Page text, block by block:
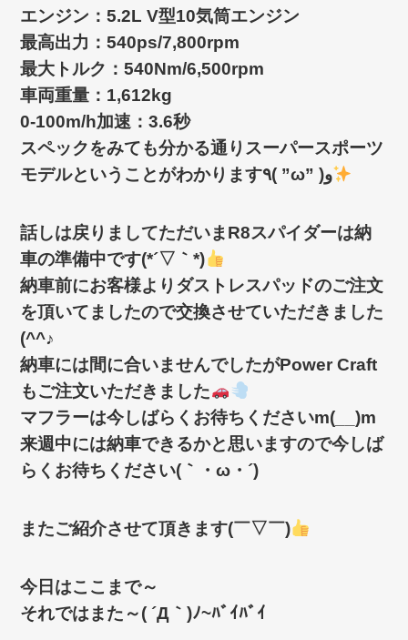
エンジン：5.2L V型10気筒エンジン
最高出力：540ps/7,800rpm
最大トルク：540Nm/6,500rpm
車両重量：1,612kg
0-100m/h加速：3.6秒
スペックをみても分かる通りスーパースポーツ
モデルということがわかります٩( ”ω” )و
話しは戻りましてただいまR8スパイダーは納
車の準備中です(*´▽｀*)
納車前にお客様よりダストレスパッドのご注文
を頂いてましたので交換させていただきました
(^^♪
納車には間に合いませんでしたがPower Craft
もご注文いただきました
マフラーは今しばらくお待ちくださいm(__)m
来週中には納車できるかと思いますので今しば
らくお待ちください(｀・ω・´)ゞ
またご紹介させて頂きます(￣▽￣)
今日はここまで～
それではまた～( ´Д｀)ﾉ~ﾊﾞｲﾊﾞｲ